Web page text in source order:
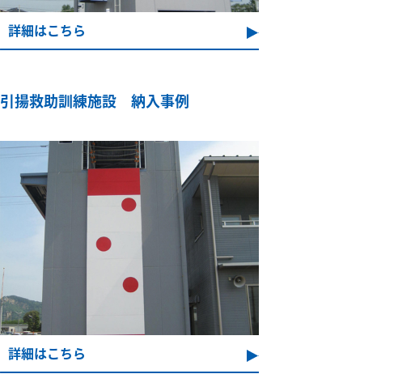
詳細はこちら
引揚救助訓練施設 納入事例
詳細はこちら